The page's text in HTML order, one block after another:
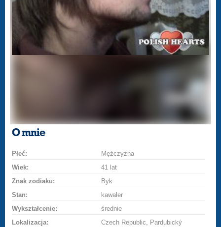
O mnie
Płeć:
Mężczyzna
Wiek:
41 lat
Znak zodiaku:
Byk
Stan:
kawaler
Wykształcenie:
średnie
Lokalizacja:
Czech Republic, Pardubický